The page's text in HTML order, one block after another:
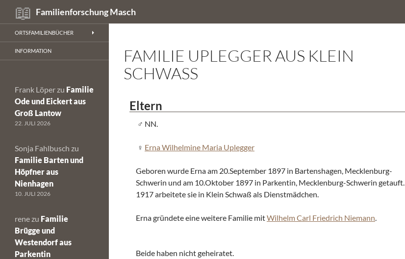
Inhalt
springen
Familienforschung Masch
Suchen
FAMILIE UPLEGGER AUS KLEIN
SCHWASS
Eltern
NN.
Erna Wilhelmine Maria Uplegger
Geboren wurde Erna am 20.September 1897 in Bartenshagen, Mecklenburg-
Schwerin und am 10.Oktober 1897 in Parkentin, Mecklenburg-Schwerin getauft.
1917 arbeitete sie in Klein Schwaß als Dienstmädchen.
Erna gründete eine weitere Familie mitWilhelm Carl Friedrich Niemann.
Beide haben nicht geheiratet.
ORTSFAMILIENBÜCHER
INFORMATION
Frank Löper zu Familie
Ode und Eickert aus
Groß Lantow
22. JULI 2026
Sonja Fahlbusch zu
Familie Barten und
Höpfner aus
Nienhagen
10. JULI 2026
rene zu Familie
Brügge und
Westendorf aus
Parkentin